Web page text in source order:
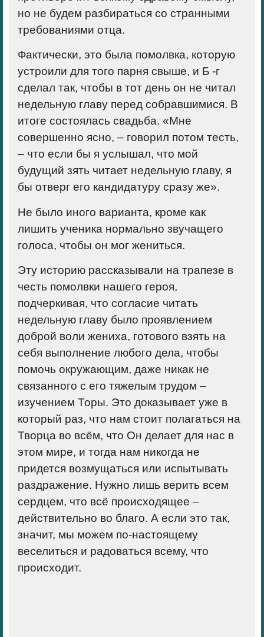
но не будем разбираться со странными
требованиями отца.
Фактически, это была помолвка, которую
устроили для того парня свыше, и Б -г
сделал так, чтобы в тот день он не читал
недельную главу перед собравшимися. В
итоге состоялась свадьба. «Мне
совершенно ясно, – говорил потом тесть,
– что если бы я услышал, что мой
будущий зять читает недельную главу, я
бы отверг его кандидатуру сразу же».
Не было иного варианта, кроме как
лишить ученика нормально звучащего
голоса, чтобы он мог жениться.
Эту историю рассказывали на трапезе в
честь помолвки нашего героя,
подчеркивая, что согласие читать
недельную главу было проявлением
доброй воли жениха, готового взять на
себя выполнение любого дела, чтобы
помочь окружающим, даже никак не
связанного с его тяжелым трудом –
изучением Торы. Это доказывает уже в
который раз, что нам стоит полагаться на
Творца во всём, что Он делает для нас в
этом мире, и тогда нам никогда не
придется возмущаться или испытывать
раздражение. Нужно лишь верить всем
сердцем, что всё происходящее –
действительно во благо. А если это так,
значит, мы можем по-настоящему
веселиться и радоваться всему, что
происходит.